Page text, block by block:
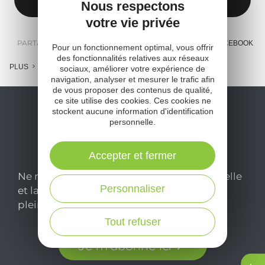
PARTAGER : E-MAIL MESSENGER FACEBOOK
PLUS
Ne manquez pas notre newsletter mensuelle
et laissez-vous inspirer pour profiter
pleinement de votre séjour en Aveyron.
Je m'abonne ici
Nous respectons
votre vie privée
Pour un fonctionnement optimal, vous offrir
des fonctionnalités relatives aux réseaux
sociaux, améliorer votre expérience de
navigation, analyser et mesurer le trafic afin
de vous proposer des contenus de qualité,
ce site utilise des cookies. Ces cookies ne
stockent aucune information d'identification
personnelle.
Tout refuser
Personnaliser
Accepter et fermer